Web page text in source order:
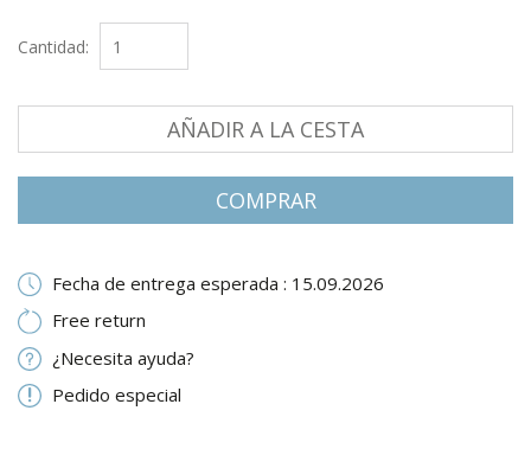
Cantidad:
AÑADIR A LA CESTA
СOMPRAR
Fecha de entrega esperada : 15.09.2026
Free return
¿Necesita ayuda?
Pedido especial